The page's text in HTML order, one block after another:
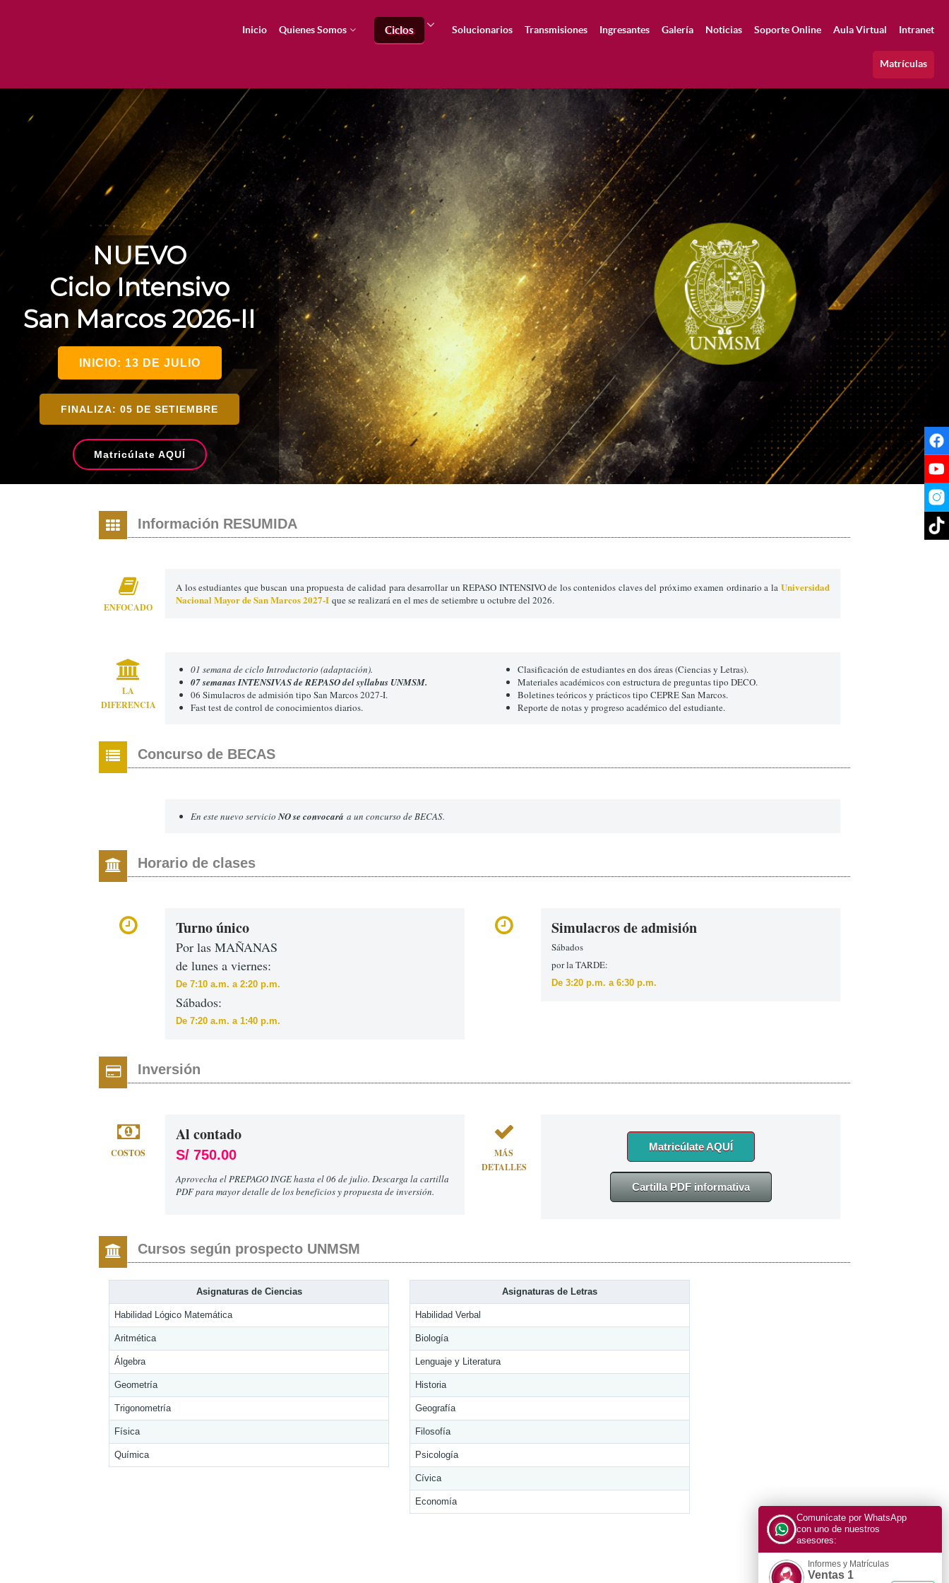
Inicio Quienes Somos Ciclos Solucionarios Transmisiones Ingresantes Galería Noticias Soporte Online Aula Virtual Intranet
Matrículas
NUEVO
Ciclo Intensivo
San Marcos 2026-II
INICIO: 13 DE JULIO
FINALIZA: 05 DE SETIEMBRE
Matricúlate AQUÍ
Información RESUMIDA
ENFOCADO
A los estudiantes que buscan una propuesta de calidad para desarrollar un REPASO INTENSIVO de los contenidos claves del próximo examen ordinario a la Universidad
Nacional Mayor de San Marcos 2027-I que se realizará en el mes de setiembre u octubre del 2026.
LA
DIFERENCIA
01 semana de ciclo Introductorio (adaptación).
07 semanas INTENSIVAS de REPASO del syllabus UNMSM.
06 Simulacros de admisión tipo San Marcos 2027-I.
Fast test de control de conocimientos diarios.
Clasificación de estudiantes en dos áreas (Ciencias y Letras).
Materiales académicos con estructura de preguntas tipo DECO.
Boletines teóricos y prácticos tipo CEPRE San Marcos.
Reporte de notas y progreso académico del estudiante.
Concurso de BECAS
En este nuevo servicioNO se convocará a un concurso de BECAS.
Horario de clases
Turno único
Por las MAÑANAS
de lunes a viernes:
De 7:10 a.m. a 2:20 p.m.
Sábados:
De 7:20 a.m. a 1:40 p.m.
Simulacros de admisión
Sábados
por la TARDE:
De 3:20 p.m. a 6:30 p.m.
Inversión
COSTOS
Al contado
S/ 750.00
Aprovecha el PREPAGO INGE hasta el 06 de julio. Descarga la cartilla
PDF para mayor detalle de los beneficios y propuesta de inversión.
MÁS
DETALLES
Matricúlate AQUÍ
Cartilla PDF informativa
Cursos según prospecto UNMSM
Asignaturas de Ciencias
Habilidad Lógico Matemática
Aritmética
Álgebra
Geometría
Trigonometría
Física
Química
Asignaturas de Letras
Habilidad Verbal
Biología
Lenguaje y Literatura
Historia
Geografía
Filosofía
Psicología
Cívica
Economía
Comunícate por WhatsApp
con uno de nuestros
asesores:
Informes y Matrículas
Ventas 1